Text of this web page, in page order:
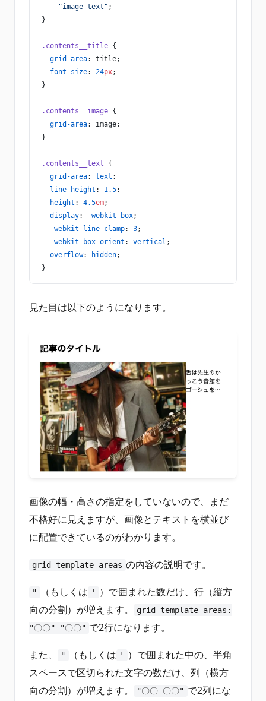
    "image text"
;
}
.contents__title {
  grid-area
: title;
  font-size
: 24px;
}
.contents__image {
  grid-area
: image;
}
.contents__text {
  grid-area
: text ;
  line-height
: 1.5;
  height
: 4.5em;
  display
: -webkit-box;
  -webkit-line-clamp
: 3;
  -webkit-box-orient
: vertical ;
  overflow
: hidden;
}
見た目は以下のようになります。
画像の幅・高さの指定をしていないので、まだ
不格好に見えますが、画像とテキストを横並び
に配置できているのがわかります。
grid-template-areas の内容の説明です。
" （もしくは '
）で囲まれた数だけ、行（縦方
向の分割）が増えます。
grid-template-areas:
"〇〇" "〇〇" で2行になります。
また、 " （もしくは '
）で囲まれた中の、半角
スペースで区切られた文字の数だけ、列（横方
向の分割）が増えます。
"〇〇 〇〇" で2列にな